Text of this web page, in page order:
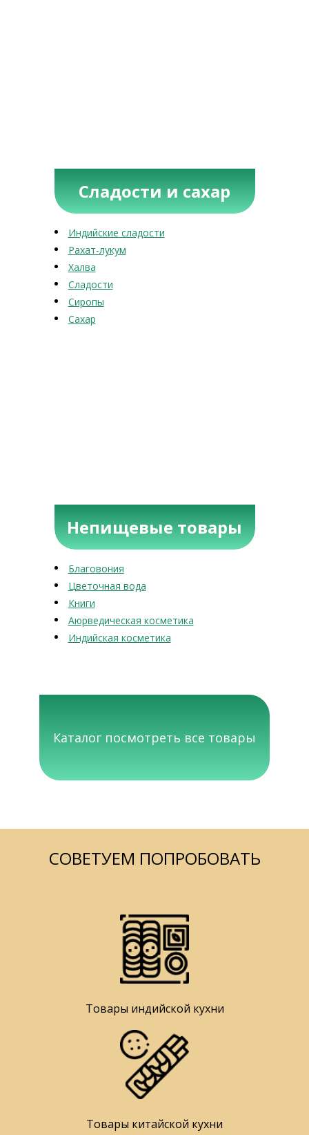
Сладости и сахар
Индийские сладости
Рахат-лукум
Халва
Сладости
Сиропы
Сахар
Непищевые товары
Благовония
Цветочная вода
Книги
Аюрведическая косметика
Индийская косметика
Каталог посмотреть все товары
СОВЕТУЕМ ПОПРОБОВАТЬ
Товары индийской кухни
Товары китайской кухни